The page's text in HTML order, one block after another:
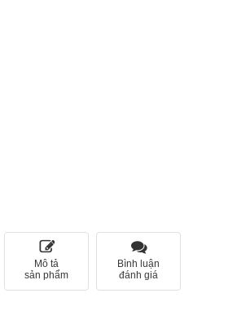
Mô tả
sản phẩm
Bình luận
đánh giá